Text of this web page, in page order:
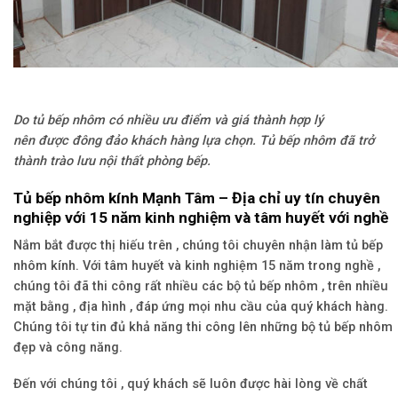
Do tủ bếp nhôm có nhiều ưu điểm và giá thành hợp lý
nên được đông đảo khách hàng lựa chọn. Tủ bếp nhôm đã trở
thành trào lưu nội thất phòng bếp.
Tủ bếp nhôm kính Mạnh Tâm – Địa chỉ uy tín chuyên
nghiệp với 15 năm kinh nghiệm và tâm huyết với nghề
Nắm bắt được thị hiếu trên , chúng tôi chuyên nhận làm tủ bếp
nhôm kính. Với tâm huyết và kinh nghiệm 15 năm trong nghề ,
chúng tôi đã thi công rất nhiều các bộ tủ bếp nhôm , trên nhiều
mặt bằng , địa hình , đáp ứng mọi nhu cầu của quý khách hàng.
Chúng tôi tự tin đủ khả năng thi công lên những bộ tủ bếp nhôm
đẹp và công năng.
Đến với chúng tôi , quý khách sẽ luôn được hài lòng về chất